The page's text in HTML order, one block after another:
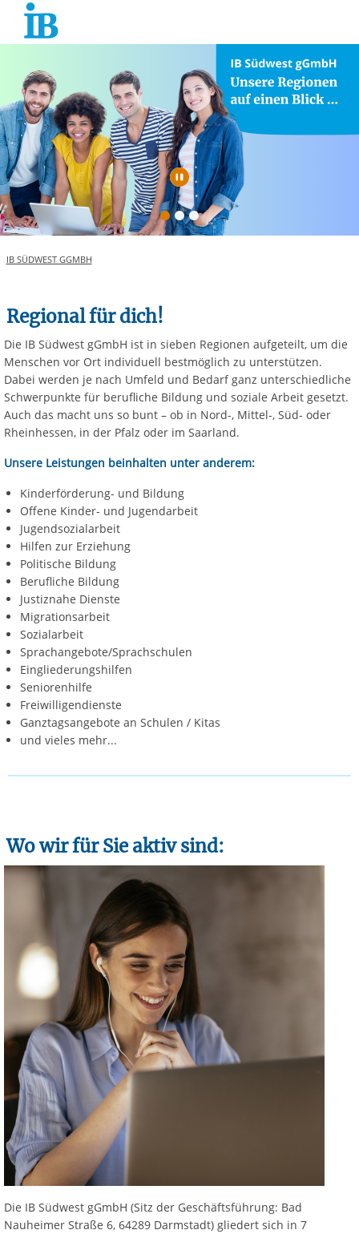
Springe zum Inhalt
Automatische
IB SÜDWEST GGMBH
Regional für dich!
Die IB Südwest gGmbH ist in sieben Regionen aufgeteilt, um die
Menschen vor Ort individuell bestmöglich zu unterstützen.
Dabei werden je nach Umfeld und Bedarf ganz unterschiedliche
Schwerpunkte für berufliche Bildung und soziale Arbeit gesetzt.
Auch das macht uns so bunt – ob in Nord-, Mittel-, Süd- oder
Rheinhessen, in der Pfalz oder im Saarland.
Unsere Leistungen beinhalten unter anderem:
Kinderförderung- und Bildung
Offene Kinder- und Jugendarbeit
Jugendsozialarbeit
Hilfen zur Erziehung
Politische Bildung
Berufliche Bildung
Justiznahe Dienste
Migrationsarbeit
Sozialarbeit
Sprachangebote/Sprachschulen
Eingliederungshilfen
Seniorenhilfe
Freiwilligendienste
Ganztagsangebote an Schulen / Kitas
und vieles mehr...
Wo wir für Sie aktiv sind:
Die IB Südwest gGmbH (Sitz der Geschäftsführung: Bad
Nauheimer Straße 6, 64289 Darmstadt) gliedert sich in 7